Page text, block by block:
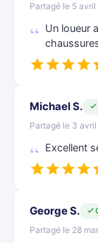
Partagé le 5
Un loueur
Michael S.
Partagé le 3
Excellent
George S.
Partagé le 28